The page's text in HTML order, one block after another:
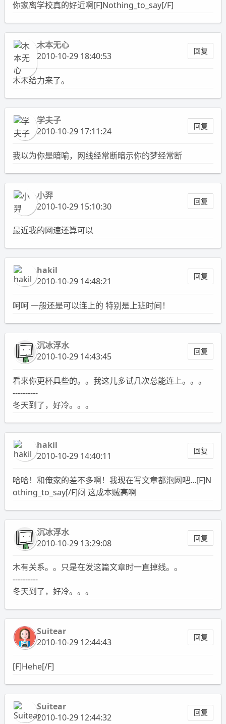
你家离学校真的好近啊[F]Nothing_to_say[/F]
木本无心
2010-10-29 18:40:53
回复
木木给力来了。
学夫子
2010-10-29 17:11:24
回复
我以为你是暗喻，网线经常断暗示你的梦经常断
小羿
2010-10-29 15:10:30
回复
最近我的网速还算可以
hakil
2010-10-29 14:48:21
回复
呵呵 一般还是可以连上的 特别是上班时间！
沉冰浮水
2010-10-29 14:43:45
回复
看来你更杯具些的。。我这儿多试几次总能连上。。。
----------
冬天到了，好冷。。。
hakil
2010-10-29 14:40:11
回复
哈哈！和俺家的差不多啊！我现在写文章都泡网吧...[F]N
othing_to_say[/F]闷 这成本贼高啊
沉冰浮水
2010-10-29 13:29:08
回复
木有关系。。只是在发这篇文章时一直掉线。。
----------
冬天到了，好冷。。。
Suitear
2010-10-29 12:44:43
回复
[F]Hehe[/F]
Suitear
2010-10-29 12:44:32
回复